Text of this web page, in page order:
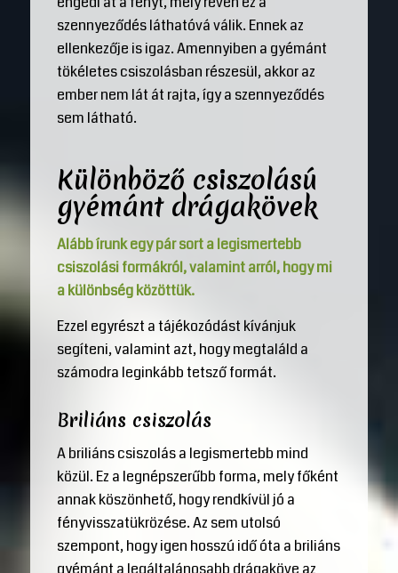
szennyeződés láthatóvá válik. Ennek az
ellenkezője is igaz. Amennyiben a gyémánt
tökéletes csiszolásban részesül, akkor az
ember nem lát át rajta, így a szennyeződés
sem látható.
Különböző csiszolású
gyémánt drágakövek
Alább írunk egy pár sort a legismertebb
csiszolási formákról, valamint arról, hogy mi
a különbség közöttük.
Ezzel egyrészt a tájékozódást kívánjuk
segíteni, valamint azt, hogy megtaláld a
számodra leginkább tetsző formát.
Briliáns csiszolás
A briliáns csiszolás a legismertebb mind
közül. Ez a legnépszerűbb forma, mely főként
annak köszönhető, hogy rendkívül jó a
fényvisszatükrözése. Az sem utolsó
szempont, hogy igen hosszú idő óta a briliáns